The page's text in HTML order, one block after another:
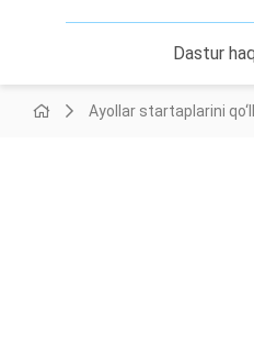
Dastur
Ayollar startaplarini